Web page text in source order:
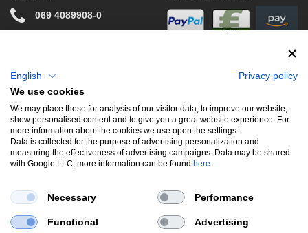
069 4089908-0
Facebook
Instagram
UNSERE BELIEBTESTEN PRODUKTE
Endschalldämpfer Bremsscheiben Carbon Style & Aerodynamik
English
Privacy policy
We use cookies
We may place these for analysis of our visitor data, to improve our website,
show personalised content and to give you a great website experience. For
more information about the cookies we use open the settings.
Data is collected for the purpose of advertising personalization and
measuring the effectiveness of advertising campaigns. Data may be shared
with Google LLC, more information can be found here.
Necessary Performance
Functional Advertising